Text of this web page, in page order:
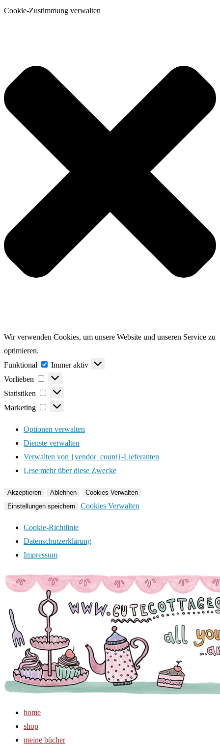
Cookie-Zustimmung verwalten
Wir verwenden Cookies, um unsere Website und unseren Service zu
optimieren.
Funktional
Funktional
Immer aktiv
Vorlieben
Vorlieben
Statistiken
Statistiken
Marketing
Marketing
Optionen verwalten
Dienste verwalten
Verwalten von {vendor_count}-Lieferanten
Lese mehr über diese Zwecke
Akzeptieren Ablehnen
Cookies Verwalten
Einstellungen speichern
Cookies Verwalten
Cookie-Richtlinie
Datenschutzerklärung
Impressum
Zum
Inhalt
home
shop
meine bücher